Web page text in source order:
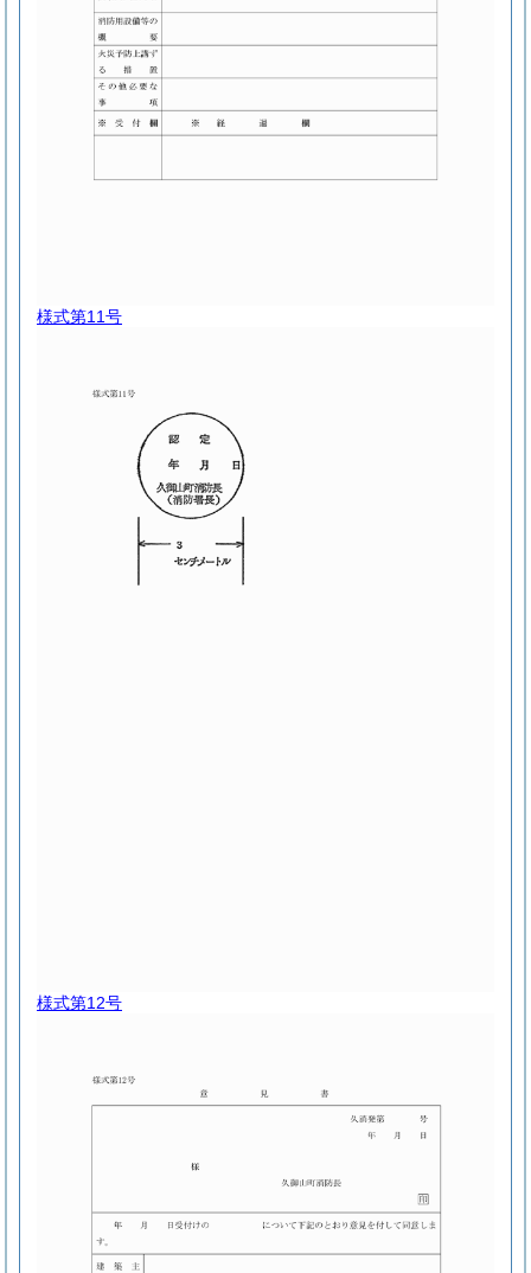
様式第11号
様式第12号